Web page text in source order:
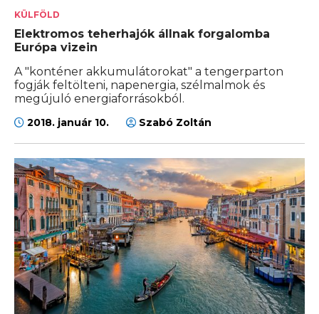
KÜLFÖLD
Elektromos teherhajók állnak forgalomba
Európa vizein
A "konténer akkumulátorokat" a tengerparton
fogják feltölteni, napenergia, szélmalmok és
megújuló energiaforrásokból.
2018. január 10. Szabó Zoltán